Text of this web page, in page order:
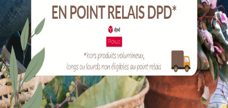
Ref :
J69669
EAN :3150280696695
Marque :
SOERGEN Distribution
Quantité :
Unité